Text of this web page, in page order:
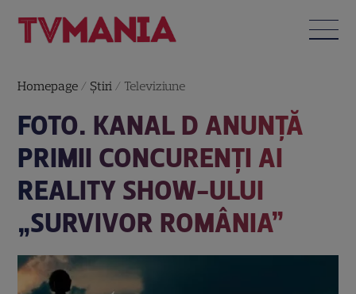
Homepage / Știri / Televiziune
FOTO. KANAL D ANUNȚĂ
PRIMII CONCURENȚI AI
REALITY SHOW-ULUI
„SURVIVOR ROMÂNIA”